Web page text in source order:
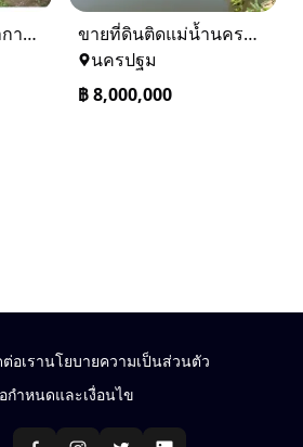
ขายที่ดินถนนพัฒนาการ 56 (ซอยเอื้อพัฒนา 15)
ขายที่ดินติดแม่น้ำนครชัยศรี จ.นครปฐม ทำเลดี ที่ดินถมแล้ว
นครปฐม
฿8,000,000
อเรานโยบายความเป็นส่วนตัว
กำหนดและเงื่อนไข